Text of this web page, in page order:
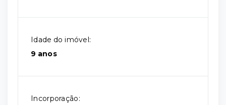
Idade do imóvel:
9 anos
Incorporação: